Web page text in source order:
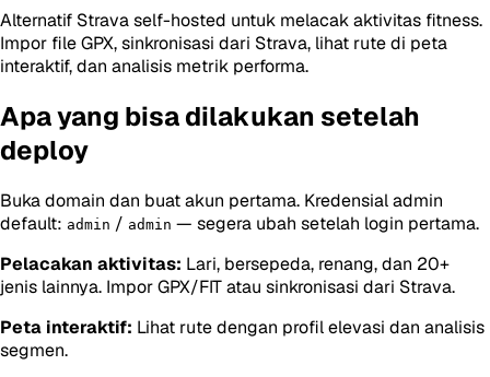
Alternatif Strava self-hosted untuk melacak aktivitas fitness.
Impor file GPX, sinkronisasi dari Strava, lihat rute di peta
interaktif, dan analisis metrik performa.
Apa yang bisa dilakukan setelah
deploy
Buka domain dan buat akun pertama. Kredensial admin
default: admin / admin — segera ubah setelah login pertama.
Pelacakan aktivitas: Lari, bersepeda, renang, dan 20+
jenis lainnya. Impor GPX/FIT atau sinkronisasi dari Strava.
Peta interaktif: Lihat rute dengan profil elevasi dan analisis
segmen.